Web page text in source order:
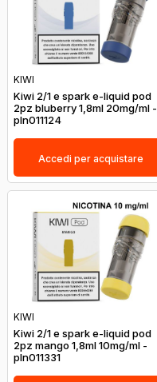
KIWI
Kiwi 2/1 e spark e-liquid pod
2pz bluberry 1,8ml 20mg/ml -
pln011124
Accedi per acquistare
KIWI
Kiwi 2/1 e spark e-liquid pod
2pz mango 1,8ml 10mg/ml -
pln011331